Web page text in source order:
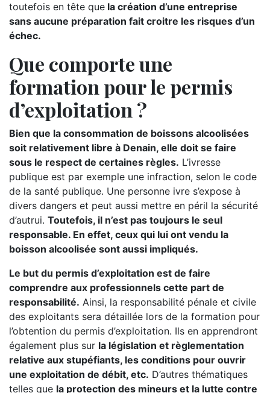
toutefois en tête que la création d’une entreprise
sans aucune préparation fait croitre les risques d’un
échec.
Que comporte une
formation pour le permis
d’exploitation ?
Bien que la consommation de boissons alcoolisées
soit relativement libre à Denain, elle doit se faire
sous le respect de certaines règles. L’ivresse
publique est par exemple une infraction, selon le code
de la santé publique. Une personne ivre s’expose à
divers dangers et peut aussi mettre en péril la sécurité
d’autrui. Toutefois, il n’est pas toujours le seul
responsable. En effet, ceux qui lui ont vendu la
boisson alcoolisée sont aussi impliqués.
Le but du permis d’exploitation est de faire
comprendre aux professionnels cette part de
responsabilité. Ainsi, la responsabilité pénale et civile
des exploitants sera détaillée lors de la formation pour
l’obtention du permis d’exploitation. Ils en apprendront
également plus sur la législation et règlementation
relative aux stupéfiants, les conditions pour ouvrir
une exploitation de débit, etc. D’autres thématiques
telles que la protection des mineurs et la lutte contre